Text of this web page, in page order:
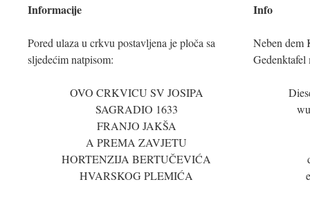
Informacije
Pored ulaza u crkvu postavljena je ploča sa
sljedećim natpisom:
Info
Neben dem
OVO CRKVICU SV JOSIPA
SAGRADIO 1633
FRANJO JAKŠA
A PREMA ZAVJETU
HORTENZIJA BERTUČEVIĆA
HVARSKOG PLEMIĆA